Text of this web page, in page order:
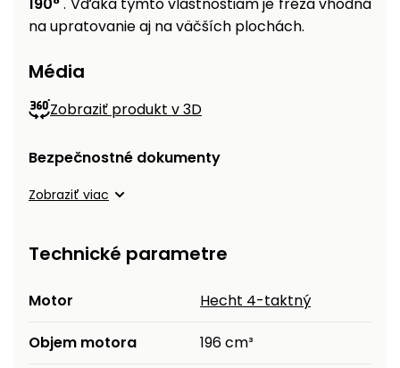
na upratovanie aj na väčších plochách.
Média
Zobraziť produkt v 3D
Bezpečnostné dokumenty
Zobraziť viac
Technické parametre
Motor Hecht 4-taktný
Objem motora 196 cm³